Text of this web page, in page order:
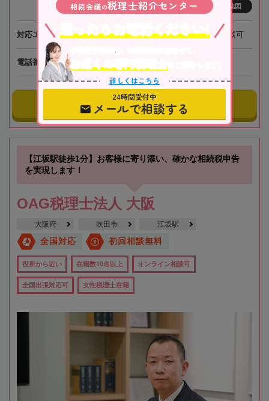
PREX6階 地図
対応エリア 東京、埼玉、神奈川、千葉、全国オンライン相談可
電話番号 050-5268-8565
事務所にメールする
【江坂駅徒歩1分】お客様に寄り添い、確かな相続税申告
を実現します！
OAG税理士法人 大阪
大阪府 吹田市 江坂駅
全国対応 初回相談無料
役所から近い 在籍数10名以上 オンライン相談可
全国出張対応可 女性税理士在籍
相続会議の税理士紹介センター
不動産や株式等、相続資産に合わせて、
お近くの専門税理士
をご紹介します。
詳しくはこちら
24時間受付中
メールで相談する